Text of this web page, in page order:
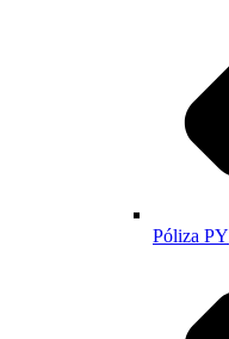
Póliza PY